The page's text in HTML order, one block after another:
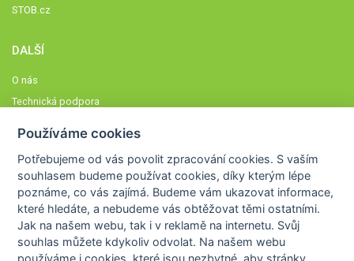
STOB.cz
DALŠÍ
O nás
Technická podpora
Členové STOBklubu
Zásady nakládání s osobními údaji
Otestujte se
Spočítejte si
Výzva 52
Používáme cookies
Potřebujeme od vás povolit zpracování cookies. S vaším
souhlasem budeme používat cookies, díky kterým lépe
poznáme,co vás zajímá. Budeme vám ukazovat informace,
které hledáte, a nebudeme vás obtěžovat těmi ostatními.
Jak na našem webu, tak i v reklamě na internetu. Svůj
souhlas můžete kdykoliv odvolat. Na našem webu
používáme i cookies, které jsou nezbytné , aby stránky